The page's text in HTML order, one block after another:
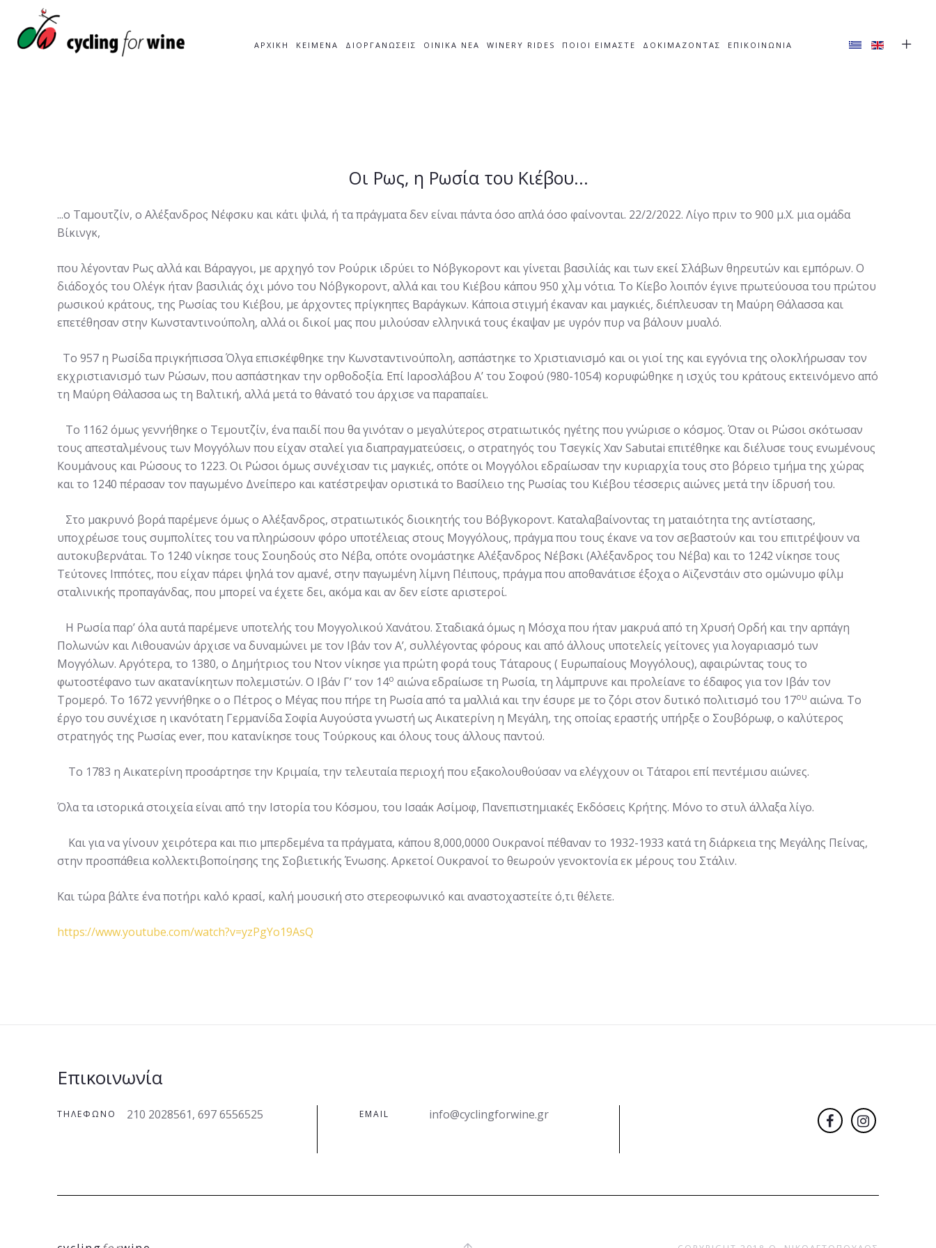
ΑΡΧΙΚΉ ΚΕΙΜΕΝΑ ΔΙΟΡΓΑΝΩΣΕΙΣ OINIKA NEA WINERY RIDES ΠΟΙΟΙ ΕΙΜΑΣΤΕ ΔΟΚΙΜΑΖΟΝΤΑΣ ΕΠΙΚΟΙΝΩΝΙΑ
Οι Ρως, η Ρωσία του Κιέβου...
...ο Ταμουτζίν, ο Αλέξανδρος Νέφσκυ και κάτι ψιλά, ή τα πράγματα δεν είναι πάντα όσο απλά όσο φαίνονται. 22/2/2022. Λίγο πριν το 900 μ.Χ. μια ομάδα
Βίκινγκ,
που λέγονταν Ρως αλλά και Βάραγγοι, με αρχηγό τον Ρούρικ ιδρύει το Νόβγκοροντ και γίνεται βασιλίάς και των εκεί Σλάβων θηρευτών και εμπόρων. Ο
διάδοχός του Ολέγκ ήταν βασιλιάς όχι μόνο του Νόβγκοροντ, αλλά και του Κιέβου κάπου 950 χλμ νότια. Το Κίεβο λοιπόν έγινε πρωτεύουσα του πρώτου
ρωσικού κράτους, της Ρωσίας του Κιέβου, με άρχοντες πρίγκηπες Βαράγκων. Κάποια στιγμή έκαναν και μαγκιές, διέπλευσαν τη Μαύρη Θάλασσα και
επετέθησαν στην Κωνσταντινούπολη, αλλά οι δικοί μας που μιλούσαν ελληνικά τους έκαψαν με υγρόν πυρ να βάλουν μυαλό.
Το 957 η Ρωσίδα πριγκήπισσα Όλγα επισκέφθηκε την Κωνσταντινούπολη, ασπάστηκε το Χριστιανισμό και οι γιοί της και εγγόνια της ολοκλήρωσαν τον
εκχριστιανισμό των Ρώσων, που ασπάστηκαν την ορθοδοξία. Επί Ιαροσλάβου Α’ του Σοφού (980-1054) κορυφώθηκε η ισχύς του κράτους εκτεινόμενο από
τη Μαύρη Θάλασσα ως τη Βαλτική, αλλά μετά το θάνατό του άρχισε να παραπαίει.
Το 1162 όμως γεννήθηκε ο Τεμουτζίν, ένα παιδί που θα γινόταν ο μεγαλύτερος στρατιωτικός ηγέτης που γνώρισε ο κόσμος. Όταν οι Ρώσοι σκότωσαν
τους απεσταλμένους των Μογγόλων που είχαν σταλεί για διαπραγματεύσεις, ο στρατηγός του Τσεγκίς Χαν Sabutai επιτέθηκε και διέλυσε τους ενωμένους
Κουμάνους και Ρώσους το 1223. Οι Ρώσοι όμως συνέχισαν τις μαγκιές, οπότε οι Μογγόλοι εδραίωσαν την κυριαρχία τους στο βόρειο τμήμα της χώρας
και το 1240 πέρασαν τον παγωμένο Δνείπερο και κατέστρεψαν οριστικά το Βασίλειο της Ρωσίας του Κιέβου τέσσερις αιώνες μετά την ίδρυσή του.
Στο μακρυνό βορά παρέμενε όμως ο Αλέξανδρος, στρατιωτικός διοικητής του Βόβγκοροντ. Καταλαβαίνοντας τη ματαιότητα της αντίστασης,
υποχρέωσε τους συμπολίτες του να πληρώσουν φόρο υποτέλειας στους Μογγόλους, πράγμα που τους έκανε να τον σεβαστούν και του επιτρέψουν να
αυτοκυβερνάται. Το 1240 νίκησε τους Σουηδούς στο Νέβα, οπότε ονομάστηκε Αλέξανδρος Νέβσκι (Αλέξανδρος του Νέβα) και το 1242 νίκησε τους
Τεύτονες Ιππότες, που είχαν πάρει ψηλά τον αμανέ, στην παγωμένη λίμνη Πέιπους, πράγμα που αποθανάτισε έξοχα ο Αϊζενστάιν στο ομώνυμο φίλμ
σταλινικής προπαγάνδας, που μπορεί να έχετε δει, ακόμα και αν δεν είστε αριστεροί.
Η Ρωσία παρ’ όλα αυτά παρέμενε υποτελής του Μογγολικού Χανάτου. Σταδιακά όμως η Μόσχα που ήταν μακρυά από τη Χρυσή Ορδή και την αρπάγη
Πολωνών και Λιθουανών άρχισε να δυναμώνει με τον Ιβάν τον Α’, συλλέγοντας φόρους και από άλλους υποτελείς γείτονες για λογαριασμό των
Μογγόλων. Αργότερα, το 1380, ο Δημήτριος του Ντον νίκησε για πρώτη φορά τους Τάταρους ( Ευρωπαίους Μογγόλους), αφαιρώντας τους το
φωτοστέφανο των ακατανίκητων πολεμιστών. Ο Ιβάν Γ’ τον 14ο αιώνα εδραίωσε τη Ρωσία, τη λάμπρυνε και προλείανε το έδαφος για τον Ιβάν τον
Τρομερό. Το 1672 γεννήθηκε ο ο Πέτρος ο Μέγας που πήρε τη Ρωσία από τα μαλλιά και την έσυρε με το ζόρι στον δυτικό πολιτισμό του 17ου αιώνα. Το
έργο του συνέχισε η ικανότατη Γερμανίδα Σοφία Αυγούστα γνωστή ως Αικατερίνη η Μεγάλη, της οποίας εραστής υπήρξε ο Σουβόρωφ, ο καλύτερος
στρατηγός της Ρωσίας ever, που κατανίκησε τους Τούρκους και όλους τους άλλους παντού.
Το 1783 η Αικατερίνη προσάρτησε την Κριμαία, την τελευταία περιοχή που εξακολουθούσαν να ελέγχουν οι Τάταροι επί πεντέμισυ αιώνες.
Όλα τα ιστορικά στοιχεία είναι από την Ιστορία του Κόσμου, του Ισαάκ Ασίμοφ, Πανεπιστημιακές Εκδόσεις Κρήτης. Μόνο το στυλ άλλαξα λίγο.
Και για να γίνουν χειρότερα και πιο μπερδεμένα τα πράγματα, κάπου 8,000,0000 Ουκρανοί πέθαναν το 1932-1933 κατά τη διάρκεια της Μεγάλης Πείνας,
στην προσπάθεια κολλεκτιβοποίησης της Σοβιετικής Ένωσης. Αρκετοί Ουκρανοί το θεωρούν γενοκτονία εκ μέρους του Στάλιν.
Και τώρα βάλτε ένα ποτήρι καλό κρασί, καλή μουσική στο στερεοφωνικό και αναστοχαστείτε ό,τι θέλετε.
https://www.youtube.com/watch?v=yzPgYo19AsQ
Επικοινωνία
ΤΗΛΈΦΩΝΟ 210 2028561, 697 6556525 EMAIL info@cyclingforwine.gr